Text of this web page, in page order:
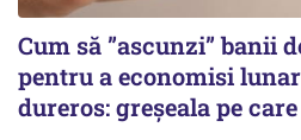
Cum să ”ascunzi” banii
pentru a economisi
dureros: greșeala pe